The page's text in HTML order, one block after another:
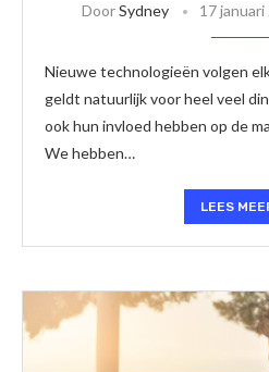
DoorSydney 17 januari
Nieuwe technologieën volgen
geldt natuurlijk voor heel veel
ook hun invloed hebben op de
We hebben…
LEES